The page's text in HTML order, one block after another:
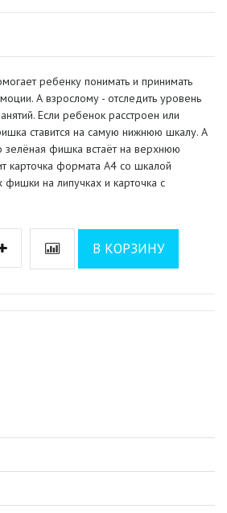
ребенку понимать и принимать
А взрослому - отследить уровень
Если ребенок расстроен или
ставится на самую нижнюю шкалу. А
зелёная фишка встаёт на верхнюю
карточка формата А4 со шкалой
фишки на липучках и карточка с
В КОРЗИНУ